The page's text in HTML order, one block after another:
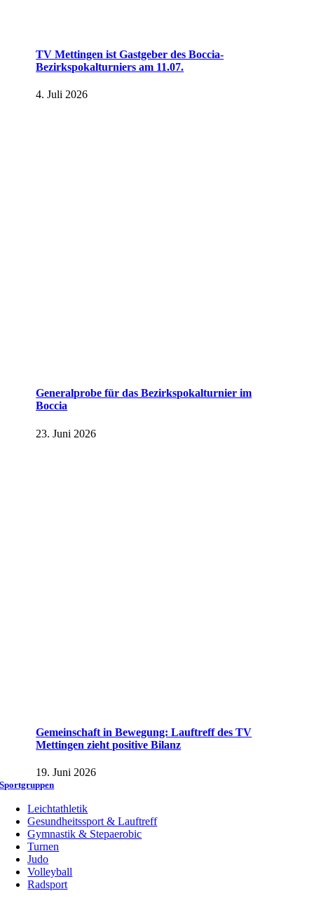
TV Mettingen ist Gastgeber des Boccia-
Bezirkspokalturniers am 11.07.
4. Juli 2026
Generalprobe für das Bezirkspokalturnier im
Boccia
23. Juni 2026
Gemeinschaft in Bewegung: Lauftreff des TV
Mettingen zieht positive Bilanz
19. Juni 2026
Sportgruppen
Leichtathletik
Gesundheitssport & Lauftreff
Gymnastik & Stepaerobic
Turnen
Judo
Volleyball
Radsport